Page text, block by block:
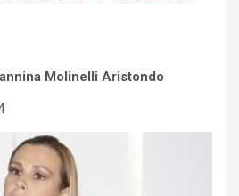
Molinelli Aristondo